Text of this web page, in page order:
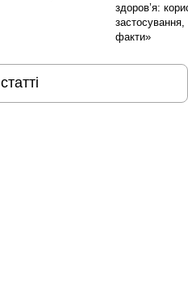
здоров’я:
застосування,
факти»